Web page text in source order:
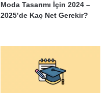
Moda Tasarımı İçin 2024 –
2025’de Kaç Net Gerekir?